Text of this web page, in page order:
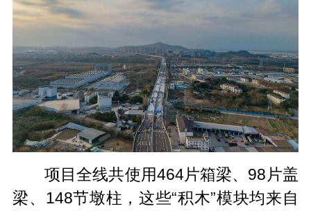
项目全线共使用464片箱梁、98片盖
梁、148节墩柱，这些“积木”模块均来自